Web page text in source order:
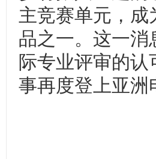
主竞赛单元，
品之一。这一
际专业评审的
事再度登上亚洲